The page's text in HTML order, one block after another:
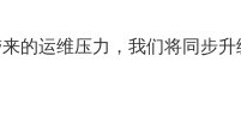
的运维压力，我们将同步